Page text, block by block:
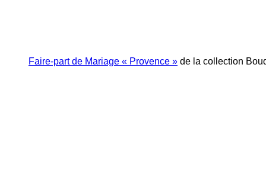
Faire-part de Mariage « Provence » de la collection